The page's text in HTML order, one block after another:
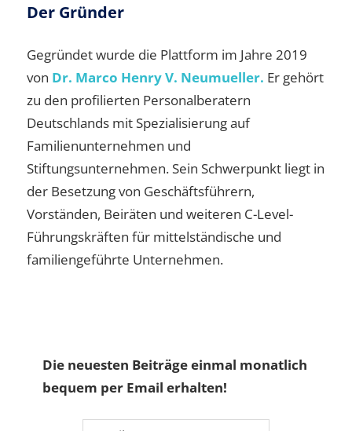
Der Gründer
Gegründet wurde die Plattform im Jahre 2019
von Dr. Marco Henry V. Neumueller. Er gehört
zu den profilierten Personalberatern
Deutschlands mit Spezialisierung auf
Familienunternehmen und
Stiftungsunternehmen. Sein Schwerpunkt liegt in
der Besetzung von Geschäftsführern,
Vorständen, Beiräten und weiteren C-Level-
Führungskräften für mittelständische und
familiengeführte Unternehmen.
Die neuesten Beiträge einmal monatlich
bequem per Email erhalten!